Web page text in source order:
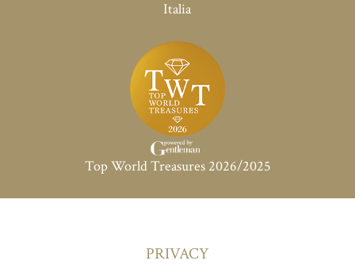
Italia
Top World Treasures 2026/2025
PRIVACY